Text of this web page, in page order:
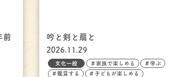
前
吟と剣と扇と
2026.11.29
文化一般 ＃家族で楽しめる ＃学ぶ
＃鑑賞する ＃子どもが楽しめる